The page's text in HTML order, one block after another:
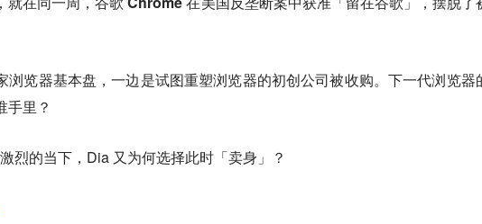
浏览器基本盘，一边是试图重塑浏览器的初创公司被收购。下一代浏览器
手里？
烈的当下，Dia 又为何选择此时「卖身」？